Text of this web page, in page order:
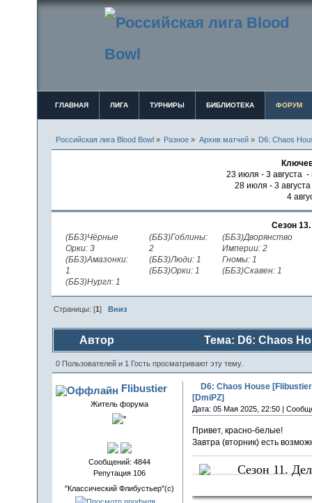
ГЛАВНАЯ ЛИГА ТУРНИРЫ БИБЛИОТЕКА ФОРУМ
Российская лига Blood Bowl » Разное » Архив матчей» D6: Chaos
23 июля - 3 августа -
28 июля - 3
4
Сезон 13.
(ББ3)Чёрные
Орки: 3
(ББ3)Амазонки:
1
(ББ3)Нургл: 1
(ББ3)Гоблины:
2
(ББ3)Люди: 1
(ББ3)Орки: 1
(ББ3)Дворянство
Империи: 2
Гномы: 1
(ББ3)Скавен: 1
Страницы: [1]Вниз
Автор
Тема: D6: Chaos
1144 раз)
0 Пользователей и 1 Гость просматривают эту тему.
Flibustier
Житель форума
Сообщений: 4844
Репутация 106
"Классический Флибустьер"(с)
D6: Chaos House
[DmiPZ]
Дата: 05 Мая 2025, 22:50 |
Привет, красно-белые!
Завтра (вторник) есть
Сезон 11.